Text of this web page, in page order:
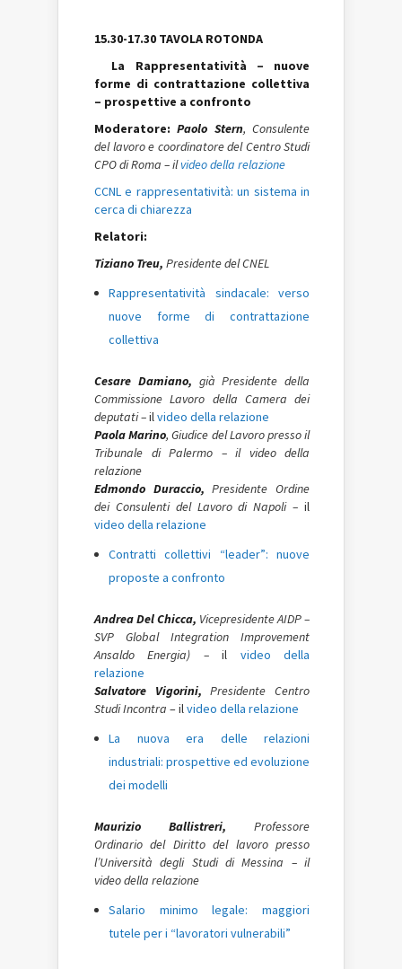
15.30-17.30 TAVOLA ROTONDA
La Rappresentatività – nuove
forme di contrattazione collettiva
– prospettive a confronto
Moderatore:Paolo Stern, Consulente
del lavoro e coordinatore del Centro Studi
CPO di Roma – ilvideo della relazione
CCNL e rappresentatività: un sistema in
cerca di chiarezza
Relatori:
Tiziano Treu, Presidente del CNEL
Rappresentatività sindacale: verso
nuove forme di contrattazione
collettiva
Cesare Damiano, già Presidente della
Commissione Lavoro della Camera dei
deputati –ilvideo della relazione
Paola Marino, Giudice del Lavoro presso il
Tribunale di Palermo – il video della
relazione
Edmondo Duraccio,Presidente Ordine
dei Consulenti del Lavoro di Napoli – il
video della relazione
Contratti collettivi “leader”: nuove
proposte a confronto
Andrea Del Chicca, Vicepresidente AIDP –
SVP Global Integration Improvement
Ansaldo Energia) –il video della
relazione
Salvatore Vigorini,Presidente Centro
Studi Incontra – ilvideo della relazione
La nuova era delle relazioni
industriali: prospettive ed evoluzione
dei modelli
Maurizio Ballistreri, Professore
Ordinario del Diritto del lavoro presso
l’Università degli Studi di Messina – il
video della relazione
Salario minimo legale: maggiori
tutele per i “lavoratori vulnerabili”